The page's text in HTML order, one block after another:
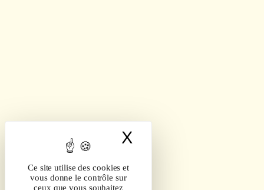
Ce site utilise des cookies et
vous donne le contrôle sur
ceux que vous souhaitez
X